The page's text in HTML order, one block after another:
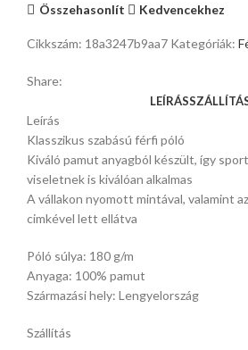
Összehasonlít Kedvencekhez
Cikkszám: 18a3247b9aa7 Kategóriák:
Share:
LEÍRÁS
Leírás
Klasszikus szabású férfi póló
Kiváló pamut anyagból készült, így
viseletnek is kiválóan alkalmas
A vállakon nyomott mintával, valamint
cimkével lett ellátva
Póló súlya: 180 g/m
Anyaga: 100% pamut
Származási hely: Lengyelország
Szállítás